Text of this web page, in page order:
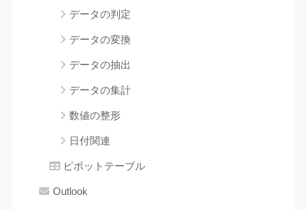
データの判定
データの変換
データの抽出
データの集計
数値の整形
日付関連
ピボットテーブル
Outlook